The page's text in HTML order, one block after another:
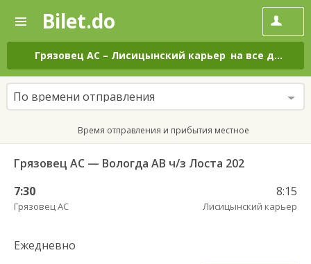
—
Поиск
и
покупка
билетов
на
автобус
онлайн
Bilet.do
Грязовец АС – Лисицынский карьер на все дни
По времени отправления
Время отправления и прибытия местное
Грязовец АС — Вологда АВ ч/з Лоста 202
7:30
Грязовец АС
8:15
Лисицынский карьер
Ежедневно